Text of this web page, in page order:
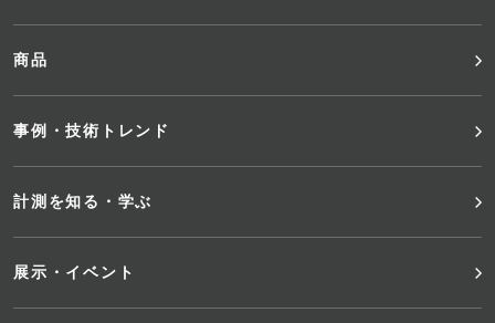
ッ
タ
ー
メ
ュ
商品
事例・技術トレンド
計測を知る・学ぶ
展示・イベント